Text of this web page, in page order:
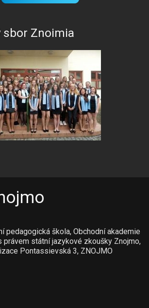
sbor Znoimia
pedagogická škola, Obchodní akademie
právem státní jazykové zkoušky Znojmo,
Pontassievská 3, ZNOJMO